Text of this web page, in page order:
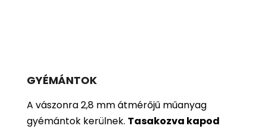
GYÉMÁNTOK
A vászonra 2,8 mm átmérőjű műanyag
gyémántok kerülnek. Tasakozva kapod